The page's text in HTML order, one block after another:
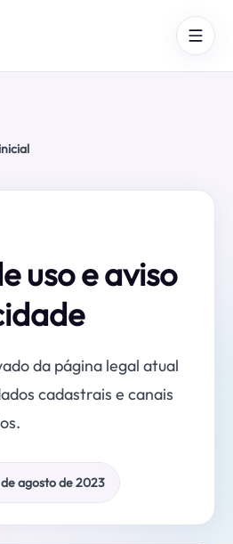
uso e aviso
da página legal atual
cadastrais e canais
agosto de 2023